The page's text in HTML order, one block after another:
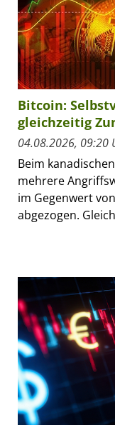
Bitcoin:
gleichzeitig
04.08.2026, 09:20
Beim
mehrere
im Gegenwert
abgezogen.